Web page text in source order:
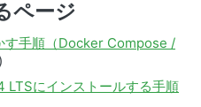
ページ
す手順（Docker Compose /
にインストールする手順